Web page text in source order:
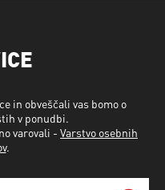
in obveščali vas bomo o
v ponudbi.
varovali - Varstvo osebnih
.